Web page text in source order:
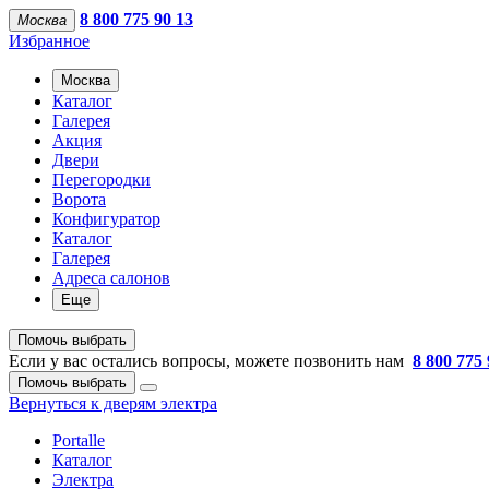
Москва
8 800 775 90 13
Избранное
Москва
Каталог
Галерея
Акция
Двери
Перегородки
Ворота
Конфигуратор
Каталог
Галерея
Адреса салонов
Еще
Помочь выбрать
Если у вас остались вопросы, можете позвонить нам 8 800 775
Помочь выбрать
Вернуться к дверям электра
Portalle
Каталог
Электра